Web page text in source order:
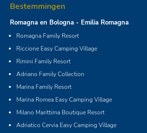
Bestemmingen
Romagna en Bologna - Emilia Romagna
Romagna Family Resort
Riccione Easy Camping Village
Rimini Family Resort
Adriano Family Collection
Marina Family Resort
Marina Romea Easy Camping Village
Milano Marittima Boutique Resort
Adriatico Cervia Easy Camping Village